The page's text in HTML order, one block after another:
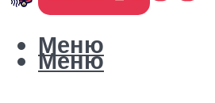
Меню
Меню